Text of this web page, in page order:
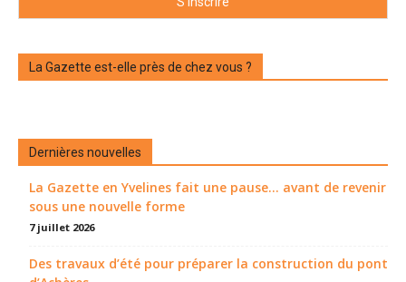
La Gazette est-elle près de chez vous ?
Dernières nouvelles
La Gazette en Yvelines fait une pause... avant de revenir
sous une nouvelle forme
7 juillet 2026
Des travaux d’été pour préparer la construction du pont